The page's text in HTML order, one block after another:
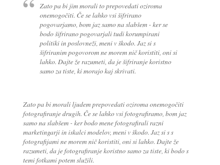
Zato pa bi jim morali to prepovedati oziroma
onemogočiti. Če se lahko vsi šifrirano
pogovarjamo, bom jaz samo na slabšem - ker se
bodo šifrirano pogovarjali tudi korumpirani
politiki in poslovneži, meni v škodo. Jaz si s
šifriranim pogovorom ne morem nič koristiti, oni si
lahko. Dajte že razumeti, da je šifriranje koristno
samo za tiste, ki morajo kaj skrivati.
Zato pa bi morali ljudem prepovedati oziroma onemogočiti
fotografiranje drugih. Če se lahko vsi fotografiramo, bom jaz
samo na slabšem - ker bodo mene fotografirali razni
marketingarji in iskalci modelov, meni v škodo. Jaz si s s
fotografijami ne morem nič koristiti, oni si lahko. Dajte že
razumeti, da je fotografiranje koristno samo za tiste, ki bodo s
temi fotkami potem služili.